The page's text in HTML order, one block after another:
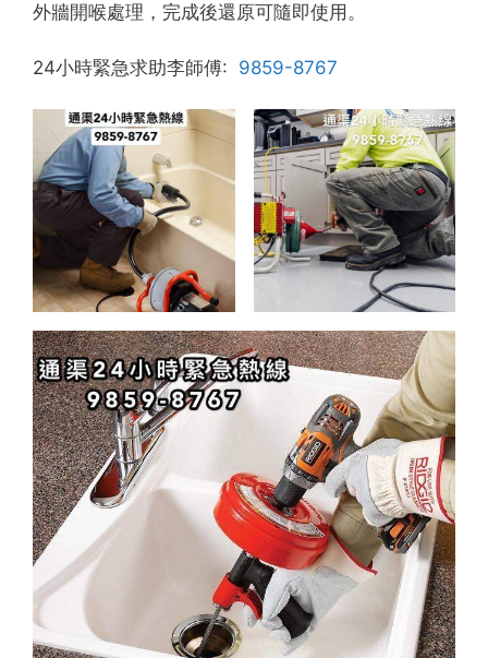
外牆開喉處理，完成後還原可隨即使用。
24小時緊急求助李師傅: 9859-8767